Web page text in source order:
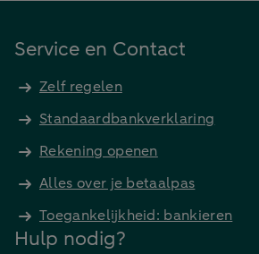
Service en Contact
Zelf regelen
Standaardbankverklaring
Rekening openen
Alles over je betaalpas
Toegankelijkheid: bankieren
Hulp nodig?